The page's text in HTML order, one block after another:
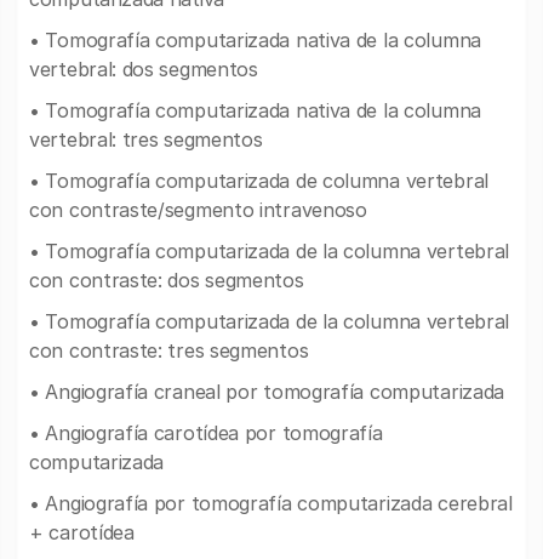
• Tomografía computarizada nativa de la columna
vertebral: dos segmentos
• Tomografía computarizada nativa de la columna
vertebral: tres segmentos
• Tomografía computarizada de columna vertebral
con contraste/segmento intravenoso
• Tomografía computarizada de la columna vertebral
con contraste: dos segmentos
• Tomografía computarizada de la columna vertebral
con contraste: tres segmentos
• Angiografía craneal por tomografía computarizada
• Angiografía carotídea por tomografía
computarizada
• Angiografía por tomografía computarizada cerebral
+ carotídea